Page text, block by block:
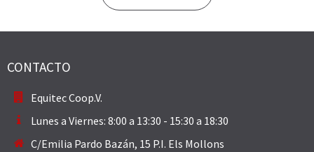
CONTACTO
Equitec Coop.V.
Lunes a Viernes: 8:00 a 13:30 - 15:30 a 18:30
C/Emilia Pardo Bazán, 15 P.I. Els Mollons